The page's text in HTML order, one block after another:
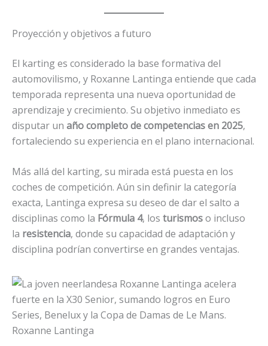
Proyección y objetivos a futuro
El karting es considerado la base formativa del
automovilismo, y Roxanne Lantinga entiende que cada
temporada representa una nueva oportunidad de
aprendizaje y crecimiento. Su objetivo inmediato es
disputar un año completo de competencias en 2025,
fortaleciendo su experiencia en el plano internacional.
Más allá del karting, su mirada está puesta en los
coches de competición. Aún sin definir la categoría
exacta, Lantinga expresa su deseo de dar el salto a
disciplinas como la Fórmula 4, los turismoso incluso
la resistencia, donde su capacidad de adaptación y
disciplina podrían convertirse en grandes ventajas.
Roxanne Lantinga